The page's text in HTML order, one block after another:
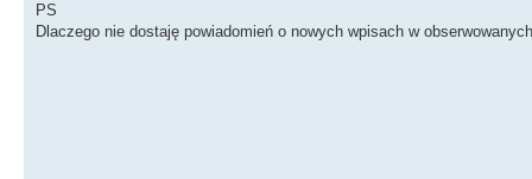
PS
Dlaczego nie dostaję powiadomień o nowych wpisach w